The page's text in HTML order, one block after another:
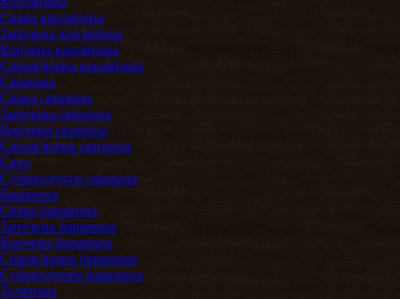
Свіжа кролятина
Запечена кролятина
Копчена кролятина
Сиров'ялена кролятина
Свинина
Свіжа свинина
Запечена свинина
Копчена свинина
Сиров'ялена свинина
Сало
Субпродукти cвинина
Баранина
Свіжа баранина
Запечена баранина
Копчена баранина
Сиров'ялена баранина
Субпродукти баранина
Телятина